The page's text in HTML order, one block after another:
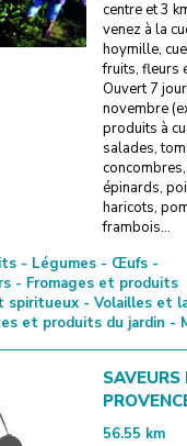
centre et 3
venez à la
hoymille,
fruits, fleurs
Ouvert 7
novembre
produits à
salades,
épinards,
haricots,
frambois...
- Légumes - Œufs -
- Fromages et produits
spiritueux - Volailles et
et produits du jardin -
SAVEURS
56.55 km